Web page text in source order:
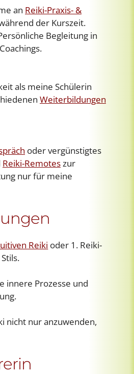
an Reiki-Praxis- &
der Kurszeit.
Begleitung in
als meine Schülerin
Weiterbildungen
oder vergünstigtes
Reiki-Remoteszur
nur für meine
Reiki oder 1. Reiki-
innere Prozesse und
nicht nur anzuwenden,